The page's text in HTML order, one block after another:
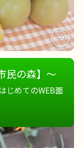
民の森】～
じめてのWEB面
ご家族さま。 新
お会いするこ
はありますが、